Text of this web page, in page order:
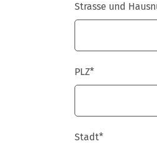
Strasse und
PLZ*
Stadt*